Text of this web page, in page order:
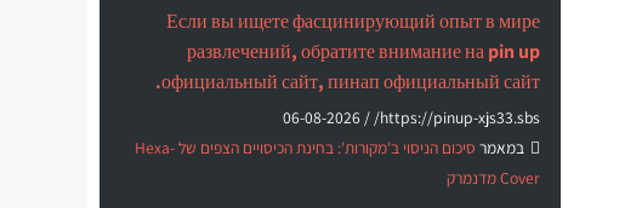
Если вы ищете фасцинирующий опыт в мире
развлечений, обратите внимание на pin up
официальный сайт, пинап официальный сайт.
https://pinup-xjs33.sbs/ /
06-08-2026
במאמר
סיכום הניסוי ב'מקורות': בחינת הכיסויים הצפים של Hexa-
Cover מדנמרק